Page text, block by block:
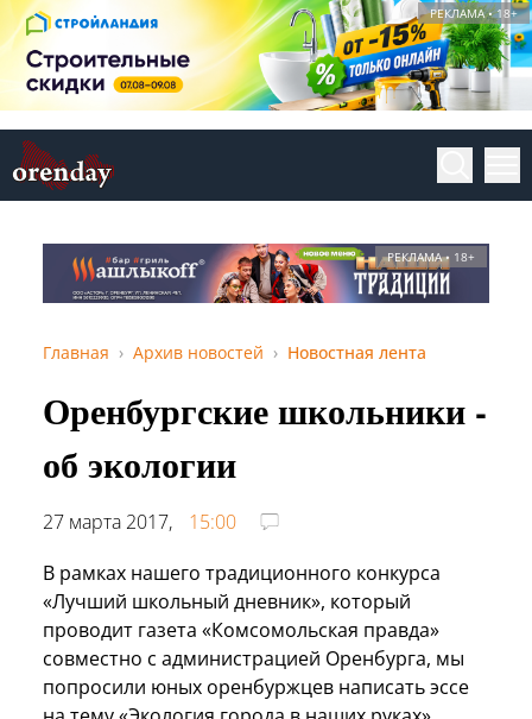
РЕКЛАМА • 18+
РЕКЛАМА • 18+
Главная Архив новостей Новостная лента
Оренбургские школьники -
об экологии
27 марта 2017,
15:00
В рамках нашего традиционного конкурса
«Лучший школьный дневник», который
проводит газета «Комсомольская правда»
совместно с администрацией Оренбурга, мы
попросили юных оренбуржцев написать эссе